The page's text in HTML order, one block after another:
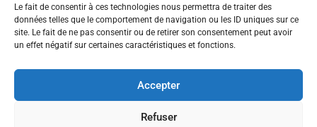
Le fait de consentir à ces technologies nous permettra de traiter des
données telles que le comportement de navigation ou les ID uniques sur ce
site. Le fait de ne pas consentir ou de retirer son consentement peut avoir
un effet négatif sur certaines caractéristiques et fonctions.
Accepter
Refuser
Plan du site